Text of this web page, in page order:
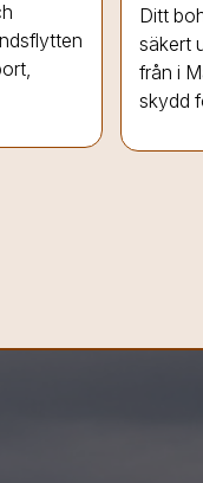
Ditt
säkert
från i
skydd